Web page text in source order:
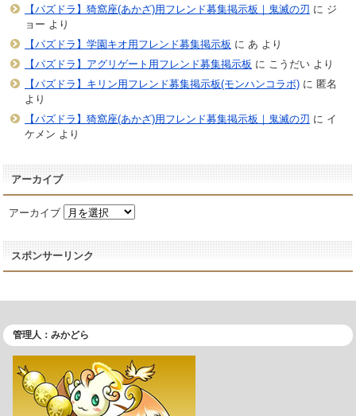
【パズドラ】猗窩座(あかざ)用フレンド募集掲示板｜鬼滅の刃 に ジ
ョー より
【パズドラ】学園キオ用フレンド募集掲示板 に あ より
【パズドラ】アグリゲート用フレンド募集掲示板 に こうだいより
【パズドラ】キリン用フレンド募集掲示板(モンハンコラボ)に 匿名
より
【パズドラ】猗窩座(あかざ)用フレンド募集掲示板｜鬼滅の刃 に イ
ケメン より
アーカイブ
アーカイブ
スポンサーリンク
管理人：みかどら